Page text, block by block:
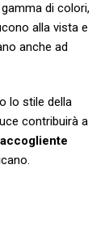
di colori,
alla vista e
anche ad
lo stile della
contribuirà a